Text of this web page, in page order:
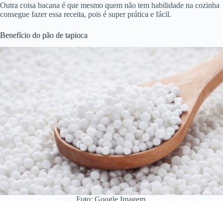
Outra coisa bacana é que mesmo quem não tem habilidade na cozinha
consegue fazer essa receita, pois é super prática e fácil.
Benefício do pão de tapioca